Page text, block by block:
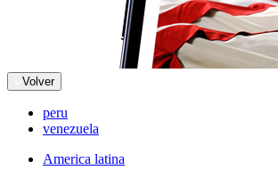
Volver
peru
venezuela
America latina